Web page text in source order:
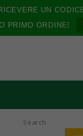
UN
PRIMO ORDINE!
Search